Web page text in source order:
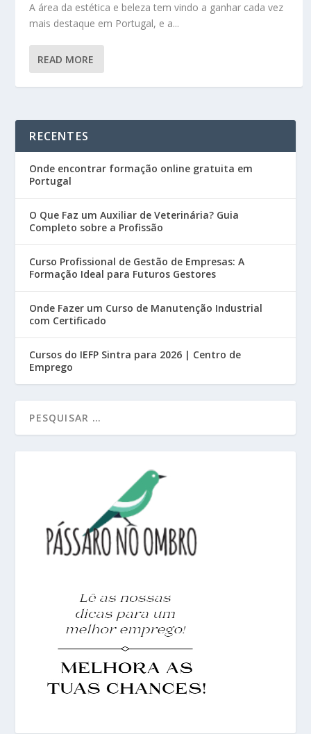
A área da estética e beleza tem vindo a ganhar cada vez
mais destaque em Portugal, e a...
READ MORE
RECENTES
Onde encontrar formação online gratuita em
Portugal
O Que Faz um Auxiliar de Veterinária? Guia
Completo sobre a Profissão
Curso Profissional de Gestão de Empresas: A
Formação Ideal para Futuros Gestores
Onde Fazer um Curso de Manutenção Industrial
com Certificado
Cursos do IEFP Sintra para 2026 | Centro de
Emprego